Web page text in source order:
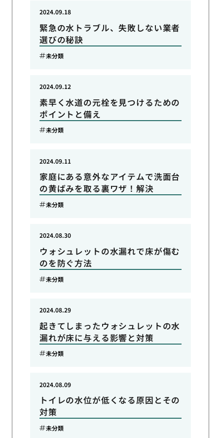
緊急の水トラブル、失敗しない業者
選びの秘訣
2024.09.18
未分類
素早く水道の元栓を見つけるための
ポイントと備え
2024.09.12
未分類
家庭にある意外なアイテムで洗面台
の黄ばみを取る裏ワザ！解決
2024.09.11
未分類
ウォシュレットの水漏れで床が傷む
のを防ぐ方法
2024.08.30
未分類
起きてしまったウォシュレットの水
漏れが床に与える影響と対策
2024.08.29
未分類
トイレの水位が低くなる原因とその
対策
2024.08.09
未分類